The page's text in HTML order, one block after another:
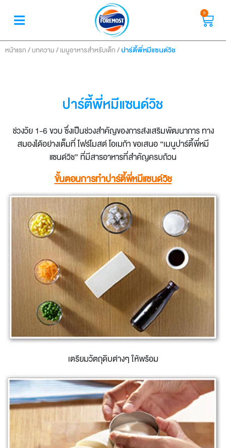
0
หน้าแรก / บทความ / เมนูอาหารสำหรับเด็ก /ปาร์ตี้พี่หมีแซนด์วิช
ปาร์ตี้พี่หมีแซนด์วิช
ช่วงวัย 1-6 ขวบ ซึ่งเป็นช่วงสำคัญของการส่งเสริมพัฒนาการ ทาง
สมองได้อย่างเต็มที่ โฟร์โมสต์ โอเมก้า ขอเสนอ “เมนูปาร์ตี้พี่หมี
แซนด์วิช” ที่มีสารอาหารที่สำคัญครบถ้วน
ขั้นตอนการทำปาร์ตี้พี่หมีแซนด์วิช
เตรียมวัตถุดิบต่างๆ ให้พร้อม